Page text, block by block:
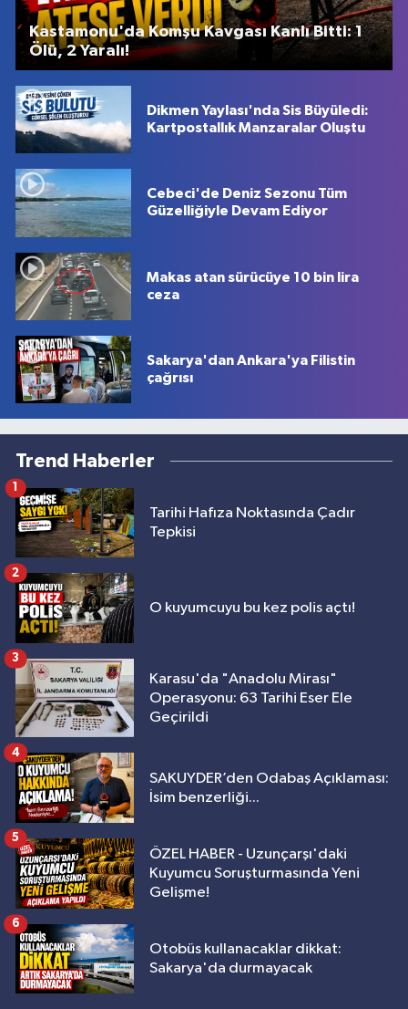
Kastamonu'da Komşu Kavgası Kanlı Bitti: 1
Ölü, 2 Yaralı!
Dikmen Yaylası'nda Sis Büyüledi:
Kartpostallık Manzaralar Oluştu
Cebeci'de Deniz Sezonu Tüm
Güzelliğiyle Devam Ediyor
Makas atan sürücüye 10 bin lira
ceza
Sakarya'dan Ankara'ya Filistin
çağrısı
Trend Haberler
Tarihi Hafıza Noktasında Çadır
Tepkisi
1
O kuyumcuyu bu kez polis açtı!
2
Karasu'da "Anadolu Mirası"
Operasyonu: 63 Tarihi Eser Ele
Geçirildi
3
SAKUYDER’den Odabaş Açıklaması:
İsim benzerliği...
4
ÖZEL HABER - Uzunçarşı'daki
Kuyumcu Soruşturmasında Yeni
Gelişme!
5
Otobüs kullanacaklar dikkat:
Sakarya'da durmayacak
6